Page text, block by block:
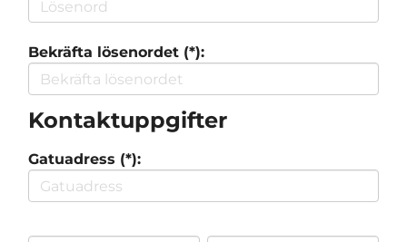
Bekräfta lösenordet (*):
Kontaktuppgifter
Gatuadress (*):